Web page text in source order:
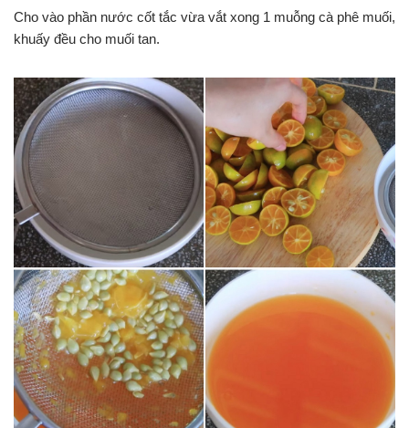
Cho vào phần nước cốt tắc vừa vắt xong 1 muỗng cà phê muối,
khuấy đều cho muối tan.